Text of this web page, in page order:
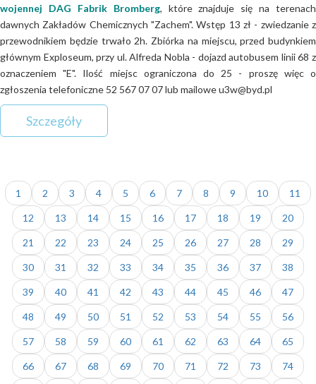
wojennej DAG Fabrik Bromberg, które znajduje się na terenach
dawnych Zakładów Chemicznych "Zachem". Wstęp 13 zł - zwiedzanie z
przewodnikiem będzie trwało 2h. Zbiórka na miejscu, przed budynkiem
głównym Exploseum, przy ul. Alfreda Nobla - dojazd autobusem linii 68 z
oznaczeniem "E". Ilość miejsc ograniczona do 25 - proszę więc o
zgłoszenia telefoniczne 52 567 07 07 lub mailowe u3w@byd.pl
Szczegóły
1 2 3 4 5 6 7 8 9 10 11
12 13 14 15 16 17 18 19 20
21 22 23 24 25 26 27 28 29
30 31 32 33 34 35 36 37 38
39 40 41 42 43 44 45 46 47
48 49 50 51 52 53 54 55 56
57 58 59 60 61 62 63 64 65
66 67 68 69 70 71 72 73 74